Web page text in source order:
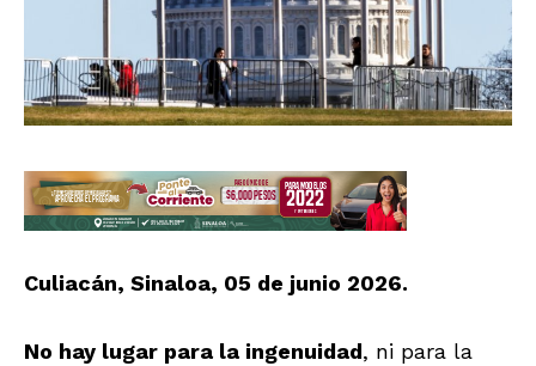
Culiacán, Sinaloa, 05 de junio 2026.
No hay lugar para la ingenuidad, ni para la